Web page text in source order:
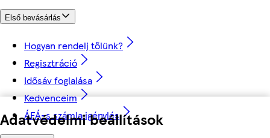
Adatvédelmi beállítások
Első bevásárlás
Hogyan rendelj tőlünk?
Regisztráció
Idősáv foglalása
Kedvenceim
ÁFÁ-s számla igénylés